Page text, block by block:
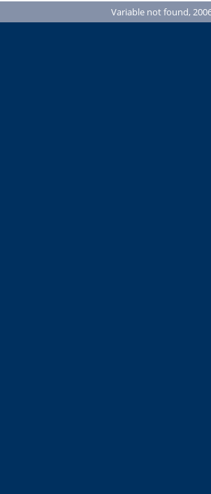
Variable not found,